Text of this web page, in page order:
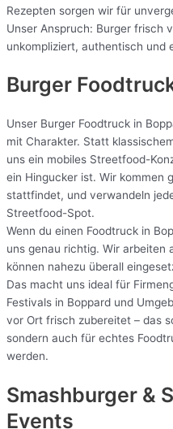
Rezepten sorgen wir für
Unser Anspruch: Burger frisch
unkompliziert, authentisch und
Burger
Unser Burger Foodtruck in
mit Charakter. Statt
uns ein mobiles Streetfood-
ein Hingucker ist. Wir kommen
stattfindet, und verwandeln
Streetfood-Spot.
Wenn du einen Foodtruck in
uns genau richtig. Wir arbeiten
können nahezu überall
Das macht uns ideal für
Festivals in Boppard und
vor Ort frisch zubereitet – das
sondern auch für echtes
werden.
Smashburger &
Events